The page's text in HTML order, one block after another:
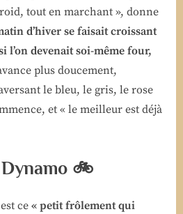
tout en marchant », donne
d’hiver se faisait croissant
l’on devenait soi-même four,
plus doucement,
le bleu, le gris, le rose
et « le meilleur est déjà
🚲
ce « petit frôlement qui